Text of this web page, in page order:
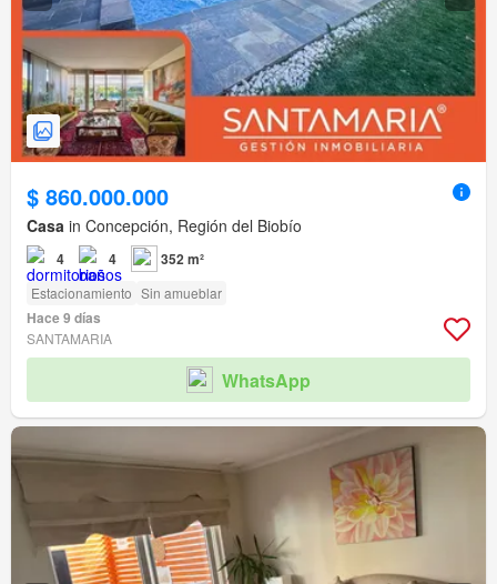
$ 860.000.000
Casa in Concepción, Región del Biobío
4 4 352 m²
Estacionamiento Sin amueblar
Hace 9 días
SANTAMARIA
WhatsApp